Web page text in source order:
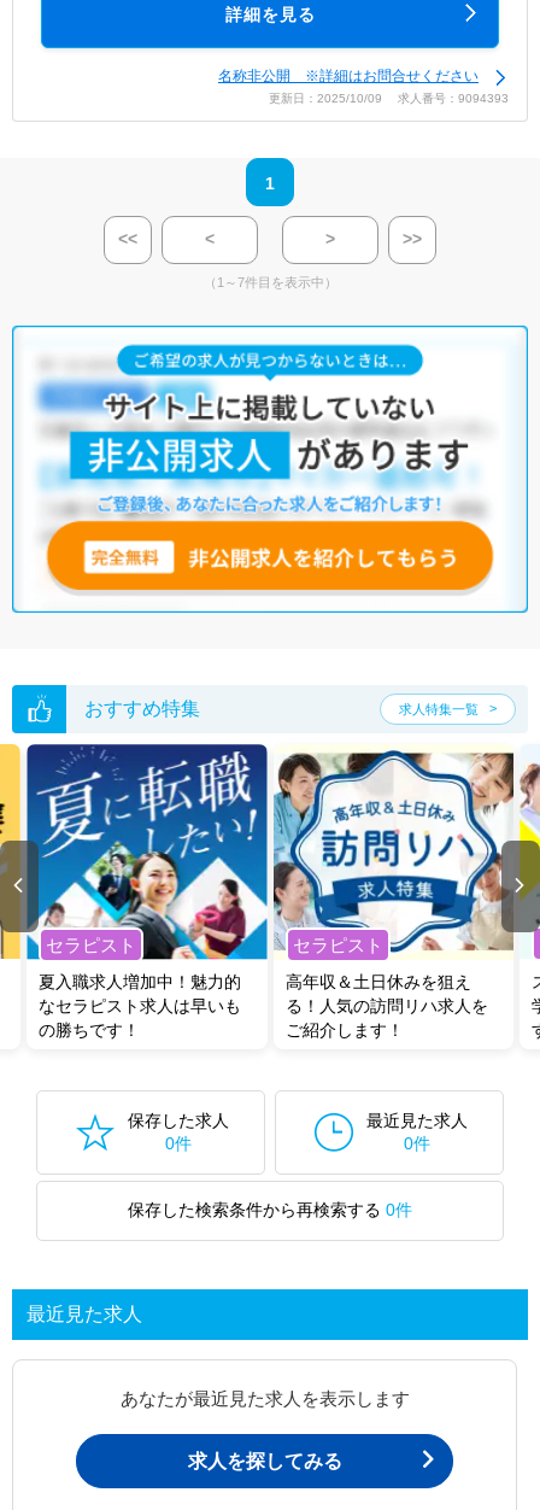
詳細を見る
名称非公開 ※詳細はお問合せください
更新日：2025/10/09 求人番号：9094393
1
<< < > >>
（1～7件目を表示中）
おすすめ特集 求人特集一覧
セラピスト
夏入職求人増加中！魅力的
なセラピスト求人は早いも
の勝ちです！
セラピスト
高年収＆土日休みを狙え
る！人気の訪問リハ求人を
ご紹介します！
保存した求人
0件
最近見た求人
0件
保存した検索条件から再検索する 0件
最近見た求人
あなたが最近見た求人を表示します
求人を探してみる